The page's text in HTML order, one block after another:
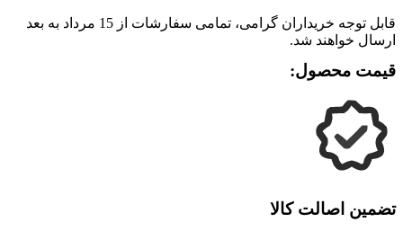
قابل توجه خریداران گرامی، تمامی سفارشات از 15 مرداد به بعد
ارسال خواهند شد.
قیمت محصول:
تضمین اصالت کالا